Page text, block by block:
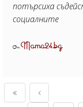
потърсиха
социалните
ОтMama24.bg